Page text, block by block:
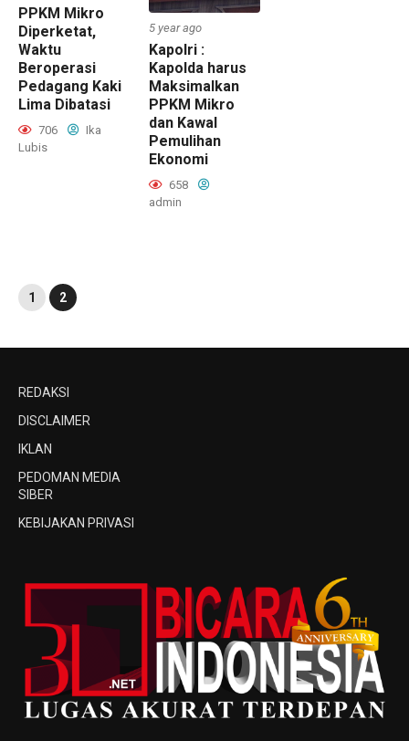
PPKM Mikro
Diperketat,
Waktu
Beroperasi
Pedagang Kaki
Lima Dibatasi
706
Ika
Lubis
5 year ago
Kapolri :
Kapolda harus
Maksimalkan
PPKM Mikro
dan Kawal
Pemulihan
Ekonomi
658
admin
1 2
REDAKSI
DISCLAIMER
IKLAN
PEDOMAN MEDIA
SIBER
KEBIJAKAN PRIVASI